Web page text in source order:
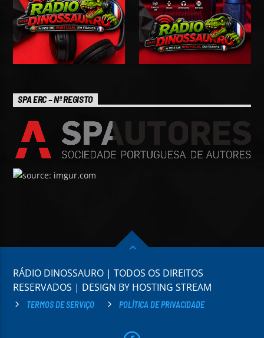
SPA ERC – Nº REGISTO
RÁDIO DINOSSAURO | TODOS OS DIREITOS
RESERVADOS | DESIGN BY HOSTING STREAM
TERMOS DE SERVIÇO POLÍTICA DE PRIVACIDADE